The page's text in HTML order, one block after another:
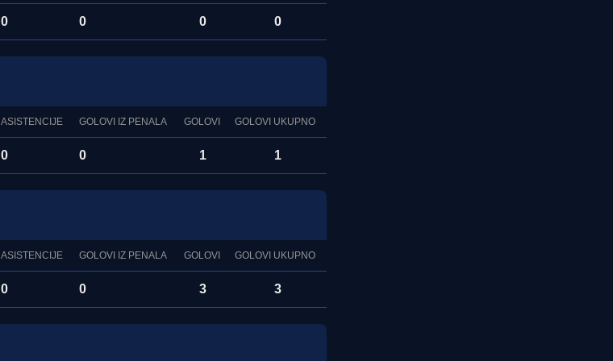
0 0 0 0
ASISTENCIJE GOLOVI IZ PENALA GOLOVI GOLOVI UKUPNO
0 0 1 1
ASISTENCIJE GOLOVI IZ PENALA GOLOVI GOLOVI UKUPNO
0 0 3 3